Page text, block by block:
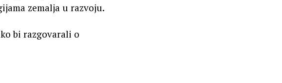
zemalja u razvoju.
bi razgovarali o